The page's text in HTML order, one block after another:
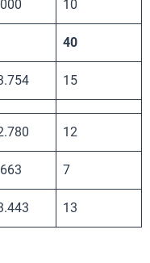
10
40
15
12
7
13